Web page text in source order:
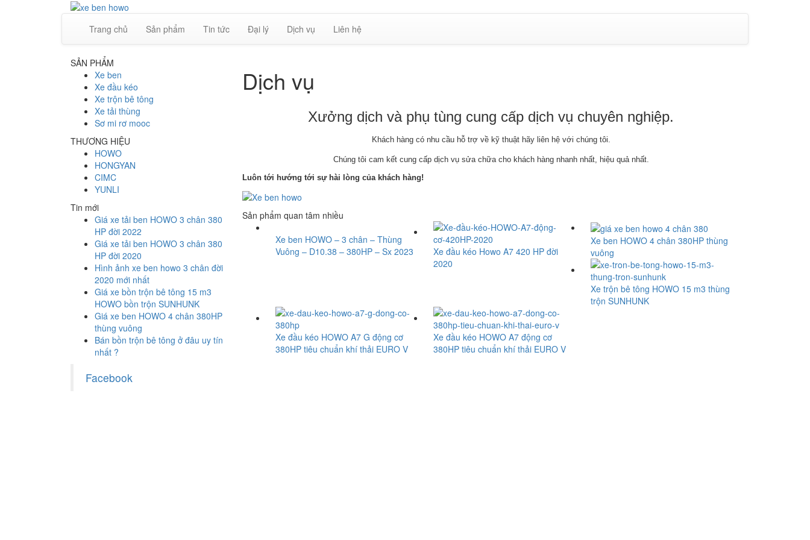
Trang chủ Sản phẩm Tin tức Đại lý Dịch vụ Liên hệ
SẢN PHẨM
Xe ben
Xe đầu kéo
Xe trộn bê tông
Xe tải thùng
Sơ mi rơ mooc
THƯƠNG HIỆU
HOWO
HONGYAN
CIMC
YUNLI
Tin mới
Giá xe tải ben HOWO 3 chân 380
HP đời 2022
Giá xe tải ben HOWO 3 chân 380
HP đời 2020
Hình ảnh xe ben howo 3 chân đời
2020 mới nhất
Giá xe bồn trộn bê tông 15 m3
HOWO bồn trộn SUNHUNK
Giá xe ben HOWO 4 chân 380HP
thùng vuông
Bán bồn trộn bê tông ở đâu uy tín
nhất ?
Facebook
Dịch vụ
Xưởng dịch và phụ tùng cung cấp dịch vụ chuyên nghiệp.
Khách hàng có nhu cầu hỗ trợ về kỹ thuật hãy liên hệ với chúng tôi.
Chúng tôi cam kết cung cấp dịch vụ sửa chữa cho khách hàng nhanh nhất, hiệu quả nhất.
Luôn tới hướng tới sự hài lòng của khách hàng!
Sản phẩm quan tâm nhiều
Xe ben HOWO – 3 chân – Thùng
Vuông – D10.38 – 380HP – Sx 2023
Xe đầu kéo Howo A7 420 HP đời
2020
Xe ben HOWO 4 chân 380HP thùng
vuông
Xe trộn bê tông HOWO 15 m3 thùng
trộn SUNHUNK
Xe đầu kéo HOWO A7 G động cơ
380HP tiêu chuẩn khí thải EURO V
Xe đầu kéo HOWO A7 động cơ
380HP tiêu chuẩn khí thải EURO V